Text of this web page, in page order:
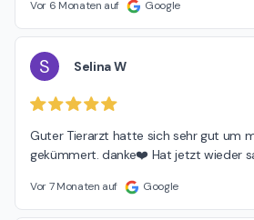
Vor 6 Monaten auf Google
S Selina W
Guter Tierarzt hatte sich sehr gut um
gekümmert. danke❤️ Hat jetzt wieder
Vor 7 Monaten auf Google